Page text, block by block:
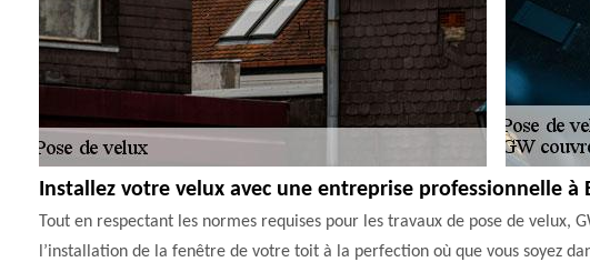
Installez votre velux avec une entreprise professionnelle à
Tout en respectant les normes requises pour les travaux de pose de velux,
l’installation de la fenêtre de votre toit à la perfection où que vous soyez